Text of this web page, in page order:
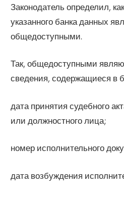
Законодатель определил,
указанного банка данных
общедоступными.
Так, общедоступными
сведения, содержащиеся в
дата принятия судебного
или должностного лица;
номер исполнительного
дата возбуждения